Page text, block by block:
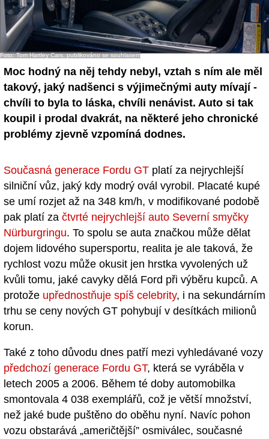
- Ostatní
Diskuzní fórum
Sledujte nás!
Foto: Tom Hartley Cars, publikováno se souhlasem
Moc hodný na něj tehdy nebyl, vztah s ním ale měl
takový, jaký nadšenci s výjimečnými auty mívají -
chvíli to byla to láska, chvíli nenávist. Auto si tak
koupil i prodal dvakrát, na některé jeho chronické
problémy zjevně vzpomíná dodnes.
Současná generace Fordu GT platí za nejrychlejší
silniční vůz, jaký kdy modrý ovál vyrobil. Placaté kupé
se umí rozjet až na 348 km/h, v modifikované podobě
pak platí za čtvrté nejrychlejší auto Severní smyčky
Nürburgringu. To spolu se auta značkou může dělat
dojem lidového supersportu, realita je ale taková, že
rychlost vozu může okusit jen hrstka vyvolených už
kvůli tomu, jaké cavyky dělá Ford při výběru kupců. A
protože upřednostňuje spíš celebrity, i na sekundárním
trhu se ceny nových GT pohybují v desítkách milionů
korun.
Také z toho důvodu dnes patří mezi vyhledávané vozy
předchozí generace Fordu GT, která se vyráběla v
letech 2005 a 2006. Během té doby automobilka
smontovala 4 038 exemplářů, což je větší množství,
než jaké bude puštěno do oběhu nyní. Navíc pohon
vozu obstarává „američtější” osmiválec, současné